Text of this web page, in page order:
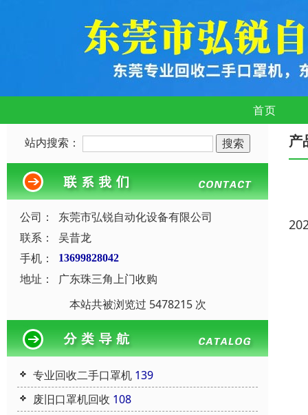
首页
站内搜索：
公司：
东莞市弘锐自动化设备有限公司
联系：
吴昔龙
手机：
13699828042
地址：
广东珠三角上门收购
本站共被浏览过 5478215 次
专业回收二手口罩机 139
废旧口罩机回收 108
产